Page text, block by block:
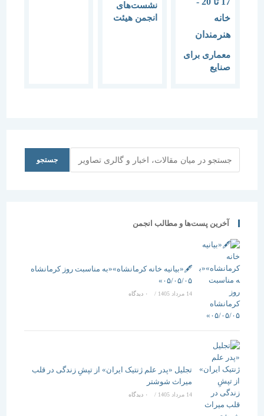
معماری برای
نشست‌های
انجمن هیئت
جستجو
آخرین پست‌ها و مطالب انجمن
🖋️«بیانیه خانه کرمانشاه»«به مناسبت روز کرمانشاه
۰۵/۰۵/۰۵»
/ ۰ دیدگاه
تجلیل «پدر علم ژنتیک ایران» از تپشِ زندگی در قلب
میراث شوشتر
14 مرداد 1405 / ۰ دیدگاه